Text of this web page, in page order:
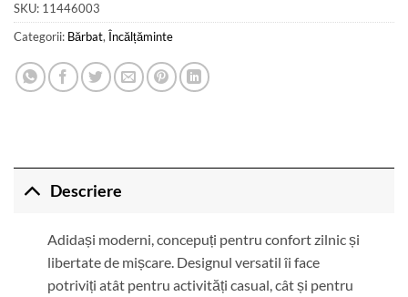
SKU: 11446003
Categorii: Bărbat, Încălțăminte
Descriere
Adidași moderni, concepuți pentru confort zilnic și
libertate de mișcare. Designul versatil îi face
potriviți atât pentru activități casual, cât și pentru